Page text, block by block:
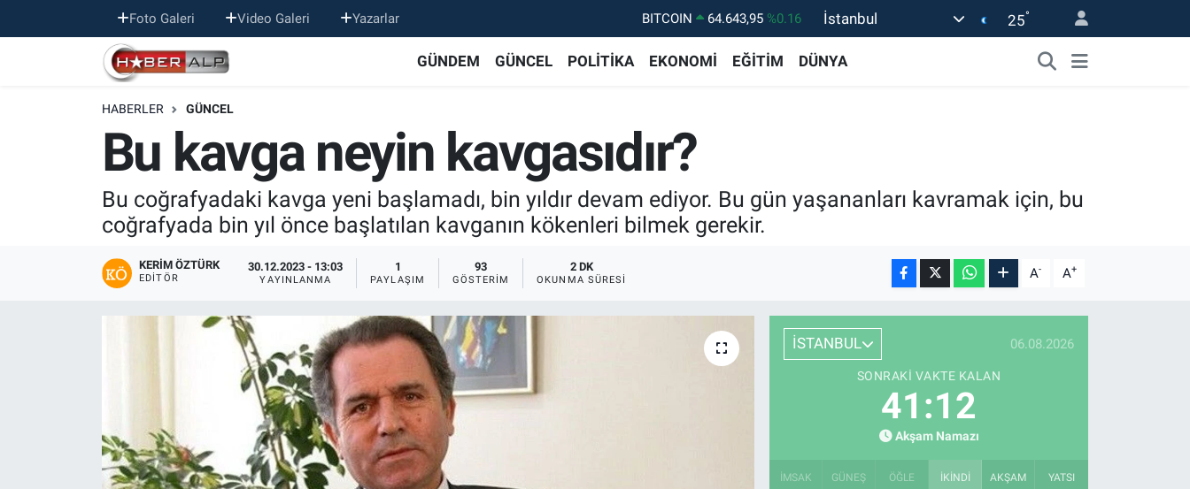
Foto Galeri Video Galeri Yazarlar DOLAR 47,6006 %0.06
EURO
55,0250 %0.02
BİST100
İstanbul 25°
GÜNDEM GÜNCEL POLİTİKA EKONOMİ EĞİTİM DÜNYA
HABERLER GÜNCEL
Bu kavga neyin kavgasıdır?
Bu coğrafyadaki kavga yeni başlamadı, bin yıldır devam ediyor. Bu gün yaşananları kavramak için, bu
coğrafyada bin yıl önce başlatılan kavganın kökenleri bilmek gerekir.
KERIM ÖZTÜRK
EDITÖR
30.12.2023 - 13:03
YAYINLANMA
1
PAYLAŞIM
93
GÖSTERIM
2 DK
OKUNMA SÜRESI A- A+
İSTANBUL 06.08.2026
SONRAKI VAKTE KALAN
41:11
Akşam Namazı
İMSAK GÜNEŞ ÖĞLE İKINDI AKŞAM YATSI
Nöbetçi Eczaneler
Hava Durumu
Trafik Durumu
Süper Lig Puan Durumu ve Fikstür
Son Dakika Haberleri